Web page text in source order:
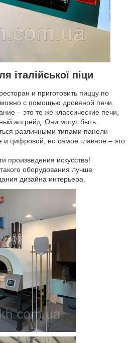
італійської піци
и приготовить пиццу по
можно с помощью дровяной печи.
– это те же классические печи,
апгрейд. Они могут быть
различными типами панели
и цифровой, но самое главное – это
произведения искусства!
оборудования лучше
дизайна интерьера.